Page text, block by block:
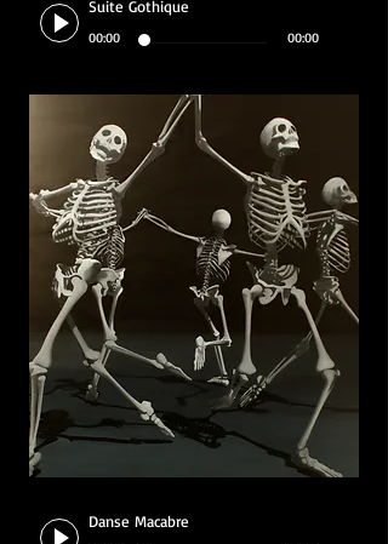
Suite Gothique
00:00 00:00
Danse Macabre